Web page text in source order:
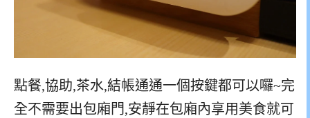
點餐,協助,茶水,結帳通通一個按鍵都可以囉~完
全不需要出包廂門,安靜在包廂內享用美食就可